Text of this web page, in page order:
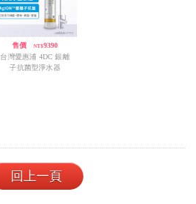
售價/ NT$9390
台灣愛惠浦 4DC 銀離
子抗菌型淨水器
回上一頁